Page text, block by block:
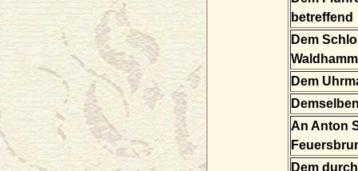
betreffend
Dem
Dem
An Anton
Dem